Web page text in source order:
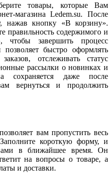
товары, которые Вам
магазина Ledem.su. После
нажав кнопку «В корзину».
правильность содержимого и
чтобы завершить процесс
позволяет быстро оформлять
отслеживать статус
рассылки о новинках и
сохраняется даже после
вернуться и продолжить
вам пропустить весь
короткую форму, и
в ближайшее время. Он
на вопросы о товаре, а
и доставки.